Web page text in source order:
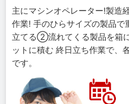
主にマシンオペレーター!製造
作業! 手のひらサイズの製品
立てる②流れてくる製品を
ットに積む 終日立ち作業で、
です。